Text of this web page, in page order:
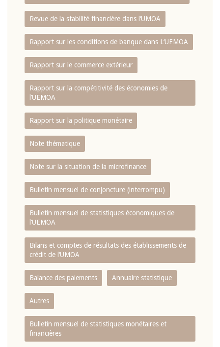
Revue de la stabilité financière dans l‘UMOA
Rapport sur les conditions de banque dans L‘UEMOA
Rapport sur le commerce extérieur
Rapport sur la compétitivité des économies de
l‘UEMOA
Rapport sur la politique monétaire
Note thématique
Note sur la situation de la microfinance
Bulletin mensuel de conjoncture (interrompu)
Bulletin mensuel de statistiques économiques de
l‘UEMOA
Bilans et comptes de résultats des établissements de
crédit de l‘UMOA
Balance des paiements Annuaire statistique
Autres
Bulletin mensuel de statistiques monétaires et
financières